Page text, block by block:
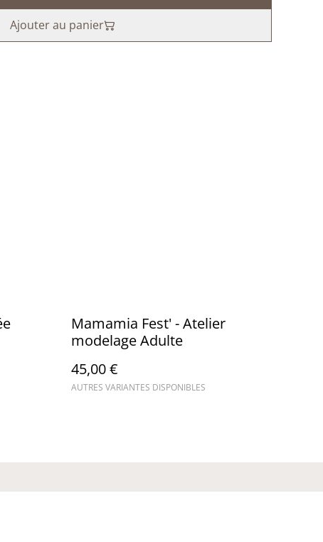
Ajouter au panier
Mamamia Fest' - Atelier
modelage Adulte
45,00 €
AUTRES VARIANTES DISPONIBLES